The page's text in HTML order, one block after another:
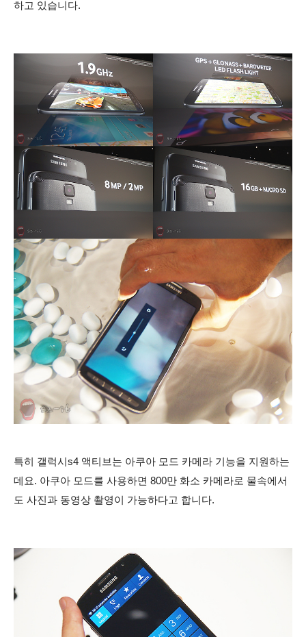
하고 있습니다.
특히 갤럭시s4 액티브는 아쿠아 모드 카메라 기능을 지원하는
데요. 아쿠아 모드를 사용하면 800만 화소 카메라로 물속에서
도 사진과 동영상 촬영이 가능하다고 합니다.